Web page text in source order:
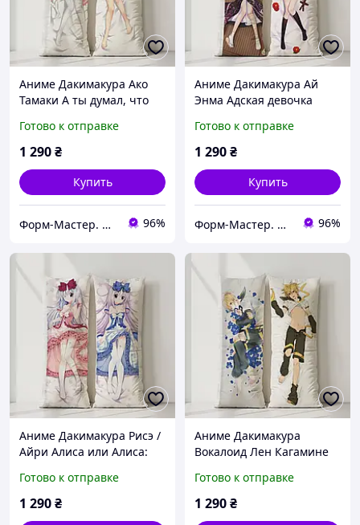
Аниме Дакимакура Ако
Тамаки А ты думал, что
на самом деле не
девушка? (подушка)
Готово к отправке
1 290₴
Купить
Форм-Мастер. Магазин форм для декора 96%
Аниме Дакимакура Ай
Энма Адская девочка
120*40 см
Готово к отправке
1 290₴
Купить
Форм-Мастер. Магазин форм для декора 96%
Аниме Дакимакура Рисэ /
Айри Алиса или Алиса:
сёстры-близняшки
(подушка обнимашка)
Готово к отправке
1 290₴
Аниме Дакимакура
Вокалоид Лен Кагамине
«Vocaloid China» /
ВОКАЛОИД КЛУБ
Готово к отправке
1 290₴